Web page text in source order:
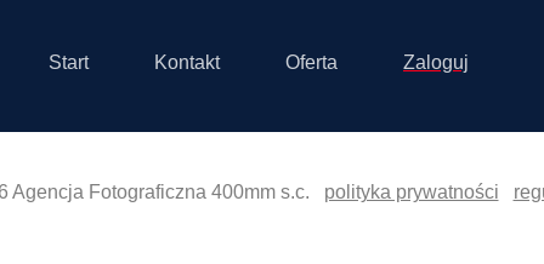
Start Kontakt Oferta Zaloguj
Agencja Fotograficzna 400mm s.c. polityka prywatności